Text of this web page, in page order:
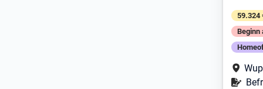
59.324
Beginn